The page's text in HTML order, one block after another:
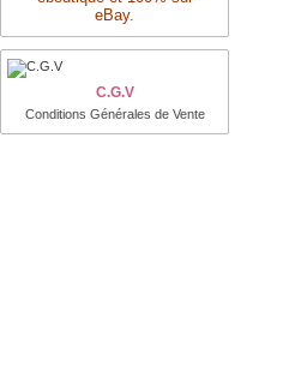
eBay.
C.G.V
Conditions Générales de Vente